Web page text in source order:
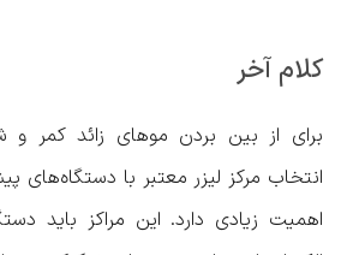
کلام آخر
برای از بین بردن موهای زائد کمر
انتخاب مرکز لیزر معتبر با
اهمیت زیادی دارد. این مراکز باید